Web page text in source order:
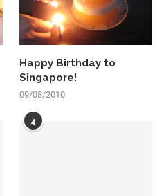
Happy Birthday to
Singapore!
09/08/2010
4